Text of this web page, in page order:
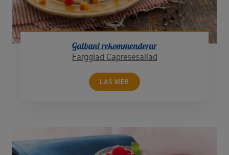
Galbani rekommenderar
Färgglad Capresesallad
LÄS MER